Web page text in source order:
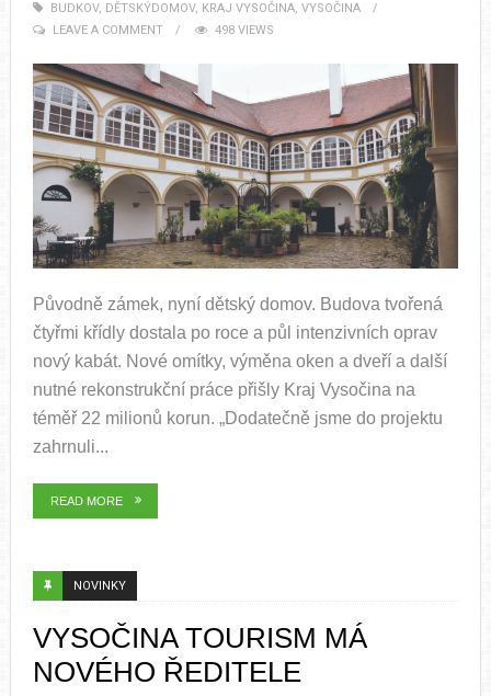
BUDKOV, DĚTSKÝDOMOV, KRAJ VYSOČINA, VYSOČINA
LEAVE A COMMENT
498 VIEWS
Původně zámek, nyní dětský domov. Budova tvořená
čtyřmi křídly dostala po roce a půl intenzivních oprav
nový kabát. Nové omítky, výměna oken a dveří a další
nutné rekonstrukční práce přišly Kraj Vysočina na
téměř 22 milionů korun. „Dodatečně jsme do projektu
zahrnuli...
READ MORE
NOVINKY
VYSOČINA TOURISM MÁ
NOVÉHO ŘEDITELE